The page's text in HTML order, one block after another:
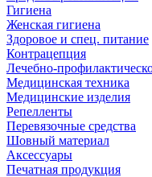
Гигиена
Женская гигиена
Здоровое и спец. питание
Контрацепция
Лечебно-
Медицинская техника
Медицинские изделия
Репелленты
Перевязочные средства
Шовный материал
Аксессуары
Печатная продукция